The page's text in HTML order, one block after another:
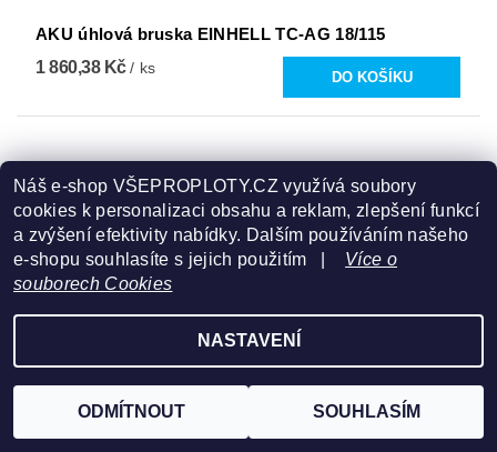
AKU úhlová bruska EINHELL TC-AG 18/115
1 860,38 Kč/ ks
Náš e-shop VŠEPROPLOTY.CZ využívá soubory
cookies k personalizaci obsahu a reklam, zlepšení funkcí
a zvýšení efektivity nabídky. Dalším používáním našeho
e-shopu souhlasíte s jejich použitím | Více o
souborech Cookies
NASTAVENÍ
ODMÍTNOUT SOUHLASÍM